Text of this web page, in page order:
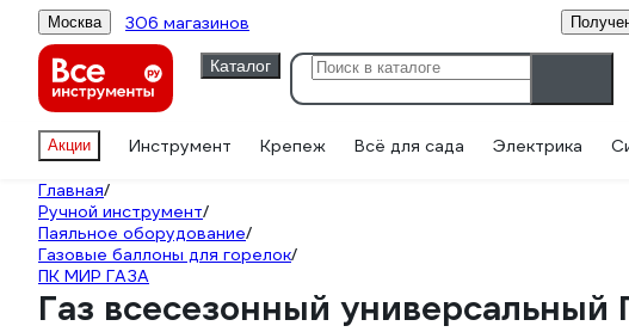
Москва 306 магазинов
Каталог
Акции Инструмент Крепеж Всё для сада Электрика
Главная/
Ручной инструмент/
Паяльное оборудование/
Газовые баллоны для горелок/
ПК МИР ГАЗА
Газ всесезонный